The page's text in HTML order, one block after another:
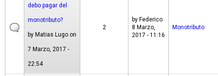
debo pagar del
monotributo?
by Matias Lugo on
7 Marzo, 2017 -
22:54
2
by Federico
8 Marzo,
2017 - 11:16
Monotributo